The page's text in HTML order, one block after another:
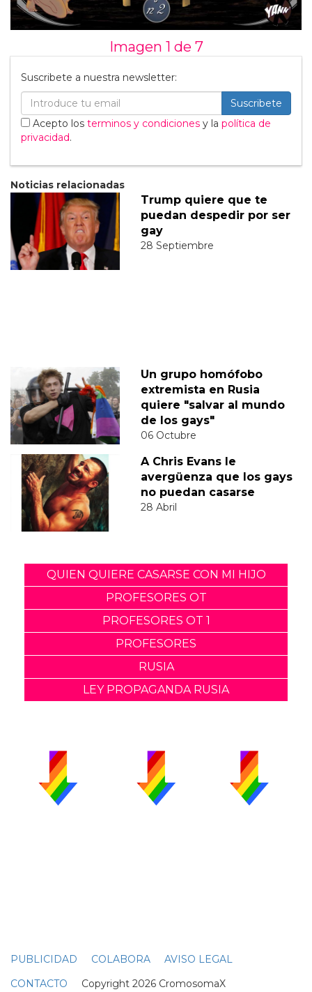
Imagen 1 de 7
Suscribete a nuestra newsletter:
Suscribete
Acepto los terminos y condiciones y la política de
privacidad.
Noticias relacionadas
Trump quiere que te
puedan despedir por ser
gay
28 Septiembre
Un grupo homófobo
extremista en Rusia
quiere "salvar al mundo
de los gays"
06 Octubre
A Chris Evans le
avergüenza que los gays
no puedan casarse
28 Abril
QUIEN QUIERE CASARSE CON MI HIJO
PROFESORES OT
PROFESORES OT 1
PROFESORES
RUSIA
LEY PROPAGANDA RUSIA
PUBLICIDAD COLABORA
AVISO LEGAL
CONTACTO Copyright 2026 CromosomaX